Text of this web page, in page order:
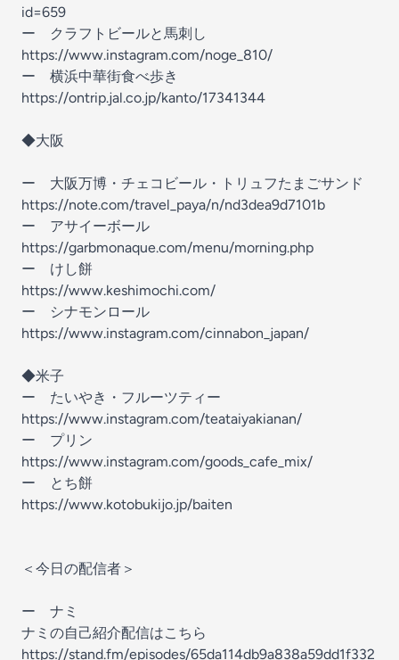
id=659
ー クラフトビールと馬刺し
https://www.instagram.com/noge_810/
ー 横浜中華街食べ歩き
https://ontrip.jal.co.jp/kanto/17341344
◆大阪
ー 大阪万博・チェコビール・トリュフたまごサンド
https://note.com/travel_paya/n/nd3dea9d7101b
ー アサイーボール
https://garbmonaque.com/menu/morning.php
ー けし餅
https://www.keshimochi.com/
ー シナモンロール
https://www.instagram.com/cinnabon_japan/
◆米子
ー たいやき・フルーツティー
https://www.instagram.com/teataiyakianan/
ー プリン
https://www.instagram.com/goods_cafe_mix/
ー とち餅
https://www.kotobukijo.jp/baiten
＜今日の配信者＞
ー ナミ
ナミの自己紹介配信はこちら
⁠https://stand.fm/episodes/65da114db9a838a59dd1f332⁠